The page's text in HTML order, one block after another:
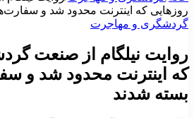
روزهایی که اینترنت محدود شد و
گردشگری و مهاجرت
روایت نیلگام از صنعت
که اینترنت محدود شد و
بسته شدند